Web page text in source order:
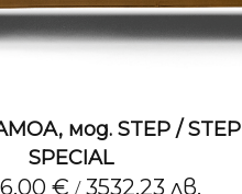
мод. STEP / STEP
SPECIAL
€ /3532.23 лв.